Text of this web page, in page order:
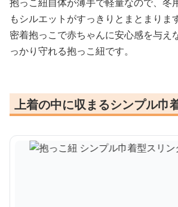
もシルエットがすっきりとまとまります
密着抱っこで赤ちゃんに安心感を与え
っかり守れる抱っこ紐です。
上着の中に収まるシンプル巾